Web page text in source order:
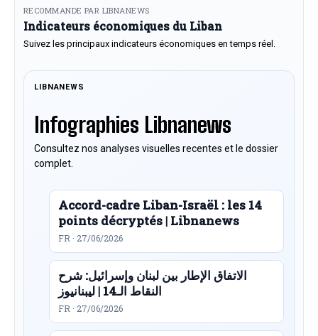
RECOMMANDE PAR LIBNANEWS
Indicateurs économiques du Liban
Suivez les principaux indicateurs économiques en temps réel.
LIBNANEWS
Infographies Libnanews
Consultez nos analyses visuelles recentes et le dossier
complet.
Accord-cadre Liban-Israël : les 14
points décryptés | Libnanews
FR · 27/06/2026
الاتفاق الإطار بين لبنان وإسرائيل: شرح
النقاط الـ14 | ليبنانيوز
FR · 27/06/2026